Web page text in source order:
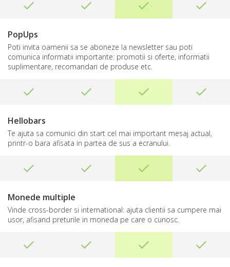
PopUps
Poti invita oamenii sa se aboneze la newsletter sau poti
comunica informatii importante: promotii si oferte, informatii
suplimentare, recomandari de produse etc.
Hellobars
Te ajuta sa comunici din start cel mai important mesaj actual,
printr-o bara afisata in partea de sus a ecranului.
Monede multiple
Vinde cross-border si international: ajuta clientii sa cumpere mai
usor, afisand preturile in moneda pe care o cunosc.